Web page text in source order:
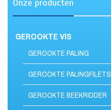
Onze producten
GEROOKTE VIS
GEROOKTE PALING
GEROOKTE PALINGFILETS
GEROOKTE BEEKRIDDER